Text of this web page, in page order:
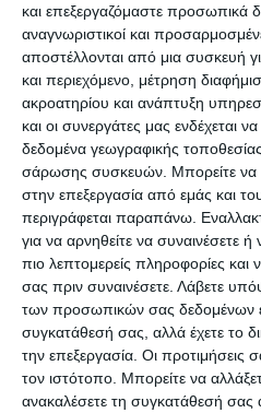
και επεξεργαζόμαστε προσωπικά
αναγνωριστικοί και
αποστέλλονται από μια συσκευή
και περιεχόμενο, μέτρηση
ακροατηρίου και ανάπτυξη
και οι συνεργάτες μας ενδέχεται
δεδομένα γεωγραφικής
σάρωσης συσκευών. Μπορείτε να
στην επεξεργασία από εμάς και
περιγράφεται παραπάνω.
για να αρνηθείτε να
πιο λεπτομερείς πληροφορίες και
σας πριν συναινέσετε. Λάβετε
των προσωπικών σας δεδομένων
συγκατάθεσή σας, αλλά έχετε το
την επεξεργασία. Οι προτιμήσεις
τον ιστότοπο. Μπορείτε να
ανακαλέσετε τη συγκατάθεσή σας
Περφορατέρ Leitz Wow
Metallic κόκκινο 5008
25σελ.
Λίγα τεμάχια διαθέσιμα!
15,75€